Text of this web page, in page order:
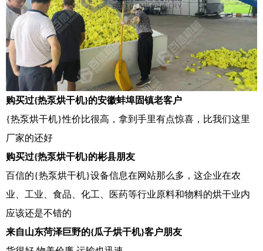
购买过{热泵烘干机}的安徽蚌埠固镇老客户
{热泵烘干机}性价比很高，拿到手里有点惊喜，比我们这里
厂家的还好
购买过{热泵烘干机}的彬县朋友
百信的{热泵烘干机}设备信息在网站那么多，这企业在农
业、工业、食品、化工、医药等行业原料和物料的烘干业内
应该还是不错的
来自山东菏泽巨野的{瓜子烘干机}客户朋友